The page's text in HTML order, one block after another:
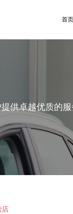
首页
供卓越优质的
店